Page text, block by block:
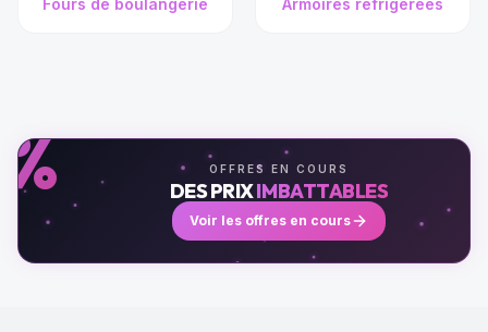
Fours de boulangerie Armoires réfrigérées
% OFFRES EN COURS
DES PRIXIMBATTABLES
Voir les offres en cours